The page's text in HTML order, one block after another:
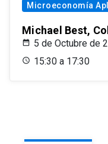
Microeconomía
Michael Best,
5 de Octubre de
15:30 a 17:30